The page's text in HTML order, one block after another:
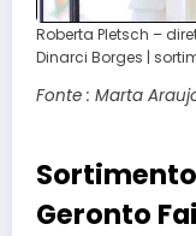
Roberta Pletsch –
Dinarci Borges |
Fonte : Marta
Geronto